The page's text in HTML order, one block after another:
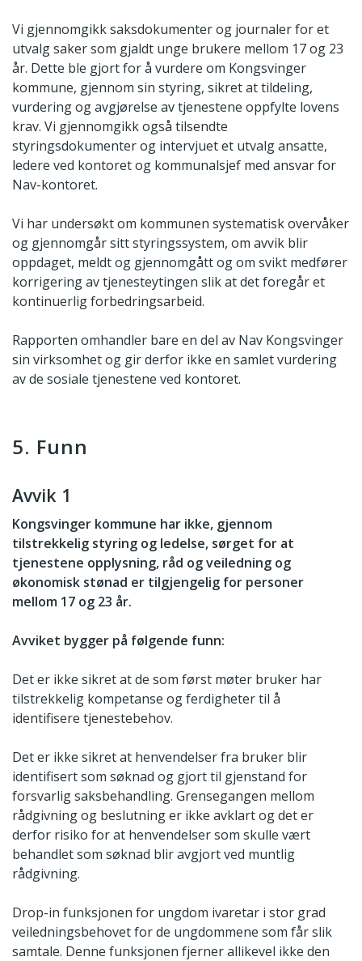
Vi gjennomgikk saksdokumenter og journaler for et
utvalg saker som gjaldt unge brukere mellom 17 og 23
år. Dette ble gjort for å vurdere om Kongsvinger
kommune, gjennom sin styring, sikret at tildeling,
vurdering og avgjørelse av tjenestene oppfylte lovens
krav. Vi gjennomgikk også tilsendte
styringsdokumenter og intervjuet et utvalg ansatte,
ledere ved kontoret og kommunalsjef med ansvar for
Nav-kontoret.
Vi har undersøkt om kommunen systematisk overvåker
og gjennomgår sitt styringssystem, om avvik blir
oppdaget, meldt og gjennomgått og om svikt medfører
korrigering av tjenesteytingen slik at det foregår et
kontinuerlig forbedringsarbeid.
Rapporten omhandler bare en del av Nav Kongsvinger
sin virksomhet og gir derfor ikke en samlet vurdering
av de sosiale tjenestene ved kontoret.
5. Funn
Avvik 1
Kongsvinger kommune har ikke, gjennom
tilstrekkelig styring og ledelse, sørget for at
tjenestene opplysning, råd og veiledning og
økonomisk stønad er tilgjengelig for personer
mellom 17 og 23 år.
Avviket bygger på følgende funn:
Det er ikke sikret at de som først møter bruker har
tilstrekkelig kompetanse og ferdigheter til å
identifisere tjenestebehov.
Det er ikke sikret at henvendelser fra bruker blir
identifisert som søknad og gjort til gjenstand for
forsvarlig saksbehandling. Grensegangen mellom
rådgivning og beslutning er ikke avklart og det er
derfor risiko for at henvendelser som skulle vært
behandlet som søknad blir avgjort ved muntlig
rådgivning.
Drop-in funksjonen for ungdom ivaretar i stor grad
veiledningsbehovet for de ungdommene som får slik
samtale. Denne funksjonen fjerner allikevel ikke den